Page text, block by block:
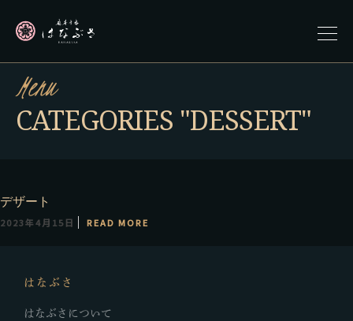
Menu
CATEGORIES "DESSERT"
デザート
2023年4月15日 READ MORE
はなぶさ
はなぶさについて